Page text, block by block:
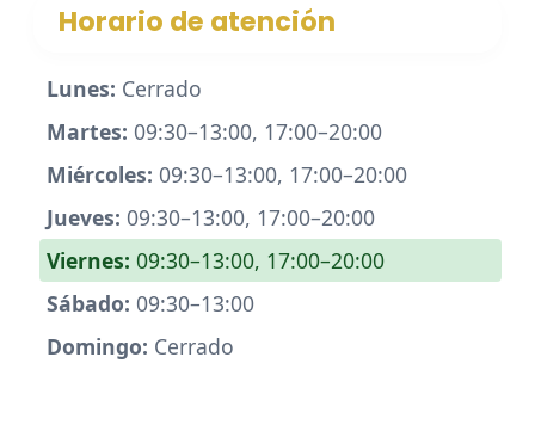
Horario de atención
Lunes: Cerrado
Martes: 09:30–13:00, 17:00–20:00
Miércoles: 09:30–13:00, 17:00–20:00
Jueves: 09:30–13:00, 17:00–20:00
Viernes: 09:30–13:00, 17:00–20:00
Sábado: 09:30–13:00
Domingo: Cerrado